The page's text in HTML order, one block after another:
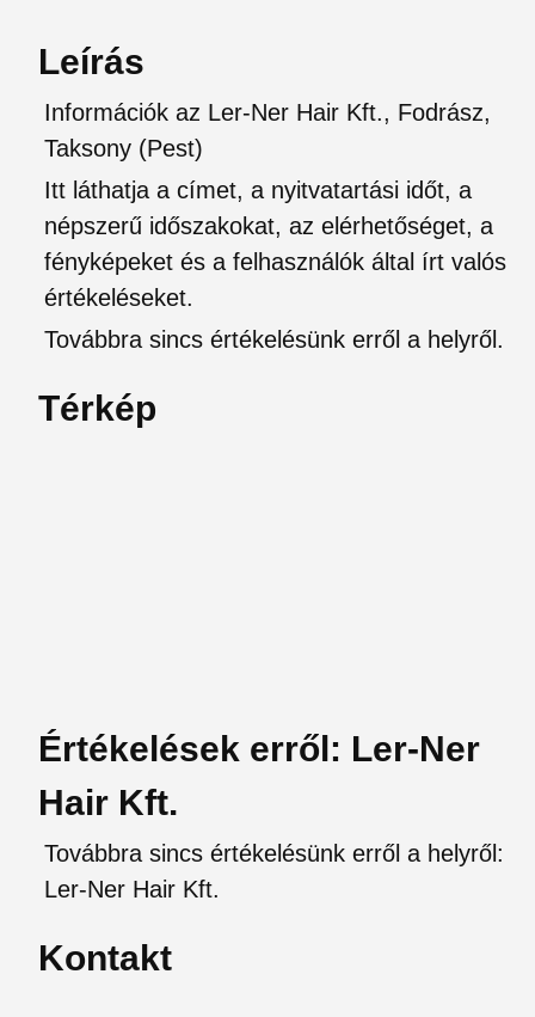
Leírás
Információk az Ler-Ner Hair Kft., Fodrász,
Taksony (Pest)
Itt láthatja a címet, a nyitvatartási időt, a
népszerű időszakokat, az elérhetőséget, a
fényképeket és a felhasználók által írt valós
értékeléseket.
Továbbra sincs értékelésünk erről a helyről.
Térkép
Értékelések erről: Ler-Ner
Hair Kft.
Továbbra sincs értékelésünk erről a helyről:
Ler-Ner Hair Kft.
Kontakt